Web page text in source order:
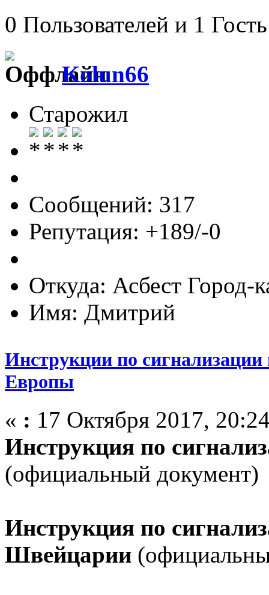
0 Пользователей и 1
Kolun66
Старожил
Сообщений: 317
Репутация: +189/-0
Откуда: Асбест Город-
Имя: Дмитрий
Инструкции по
Европы
« : 17 Октября 2017,
Инструкция по
(официальный документ)
Инструкция по
Швейцарии